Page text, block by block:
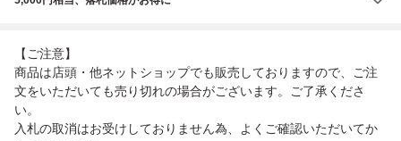
【ご注意】
商品は店頭・他ネットショップでも販売しておりますので、ご注
文をいただいても売り切れの場合がございます。ご了承くださ
い。
入札の取消はお受けしておりません為、よくご確認いただいてか